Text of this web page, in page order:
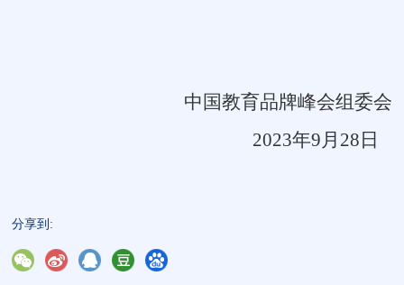
中国教育品牌峰会组委会
2023年9月28日
分享到: